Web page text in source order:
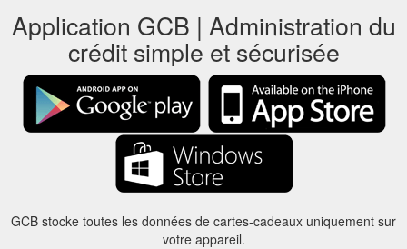
Application GCB | Administration du
crédit simple et sécurisée
GCB stocke toutes les données de cartes-cadeaux uniquement sur
votre appareil.